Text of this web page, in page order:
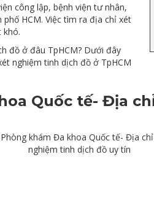
công lập, bệnh viện tư nhân,
HCM. Việc tìm ra địa chỉ xét
khó.
đồ ở đâu TpHCM? Dưới đây
nghiệm tinh dịch đồ ở TpHCM
Quốc tế- Địa